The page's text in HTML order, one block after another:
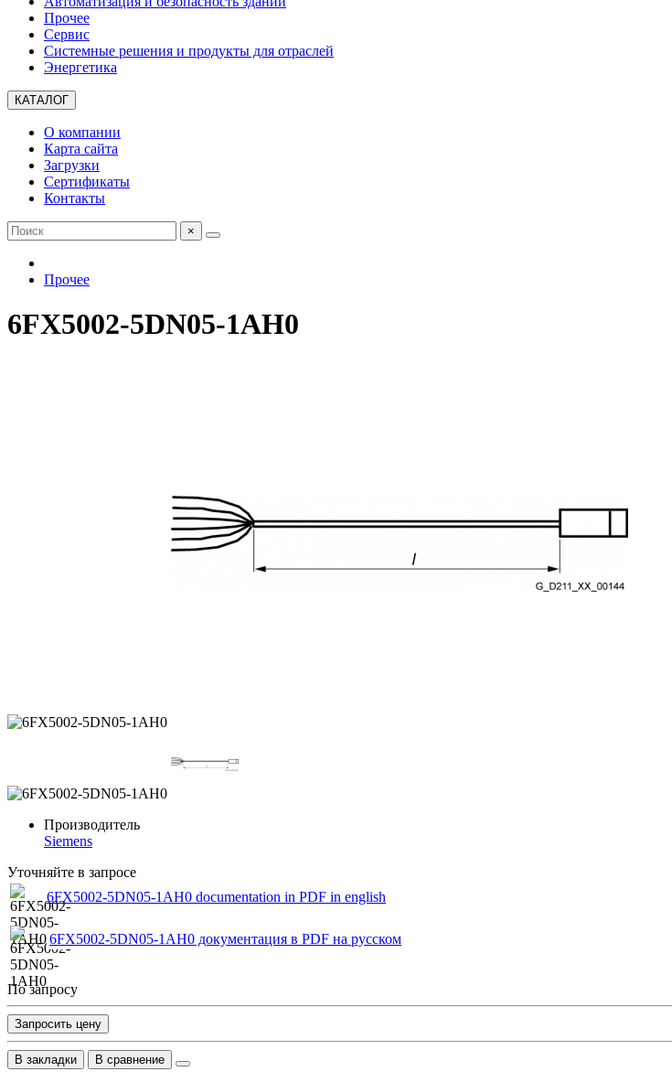
Прочее
Сервис
Системные решения и продукты для отраслей
Энергетика
КАТАЛОГ
О компании
Карта сайта
Загрузки
Сертификаты
Контакты
×
Прочее
6FX5002-5DN05-1AH0
Производитель
Siemens
Уточняйте в запросе
6FX5002-5DN05-1AH0 documentation in PDF in english
6FX5002-5DN05-1AH0 документация в PDF на русском
По запросу
Запросить цену
В закладки В сравнение